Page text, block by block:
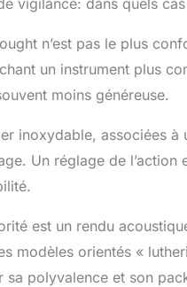
n’est pas le plus
un instrument plus
moins généreuse.
inoxydable, associées à
Un réglage de
est un rendu
modèles orientés «
sa polyvalence et son